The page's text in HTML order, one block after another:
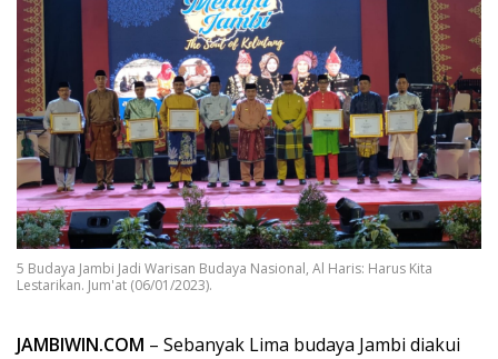
5 Budaya Jambi Jadi Warisan Budaya Nasional, Al Haris: Harus Kita
Lestarikan. Jum'at (06/01/2023).
JAMBIWIN.COM – Sebanyak Lima budaya Jambi diakui